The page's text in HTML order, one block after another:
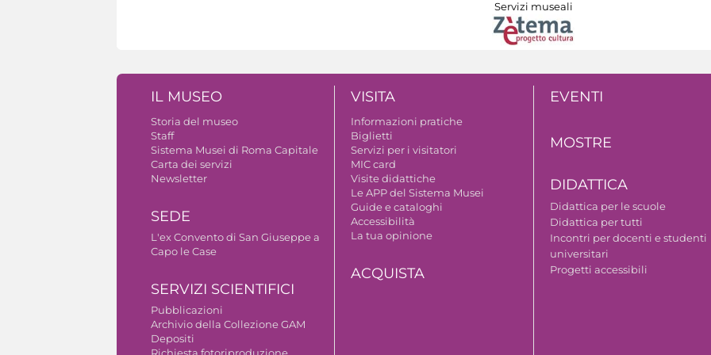
Servizi museali
IL MUSEO
Storia del museo
Staff
Sistema Musei di Roma Capitale
Carta dei servizi
Newsletter
SEDE
L'ex Convento di San Giuseppe a
Capo le Case
SERVIZI SCIENTIFICI
Pubblicazioni
Archivio della Collezione GAM
Depositi
Richiesta fotoriproduzione
VISITA
Informazioni pratiche
Biglietti
Servizi per i visitatori
MIC card
Visite didattiche
Le APP del Sistema Musei
Guide e cataloghi
Accessibilità
La tua opinione
ACQUISTA
EVENTI
MOSTRE
DIDATTICA
Didattica per le scuole
Didattica per tutti
Incontri per docenti e studenti
universitari
Progetti accessibili